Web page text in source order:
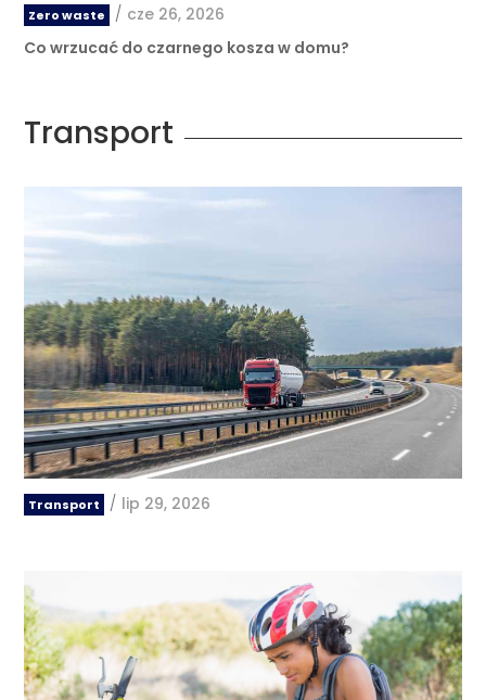
Zero waste / cze 26, 2026
Co wrzucać do czarnego kosza w domu?
Transport
Transport / lip 29, 2026